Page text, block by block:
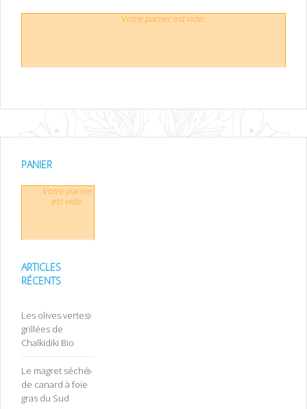
Votre panier est vide.
PANIER
Votre panier
est vide.
ARTICLES
RÉCENTS
Les olives vertes
grillées de
Chalkidiki Bio
Le magret séché
de canard à foie
gras du Sud